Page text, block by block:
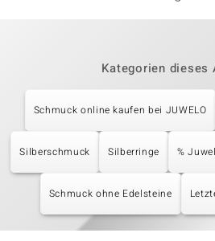
Kategorien dieses
Schmuck online kaufen bei JUWELO
Silberschmuck Silberringe %
Schmuck ohne Edelsteine